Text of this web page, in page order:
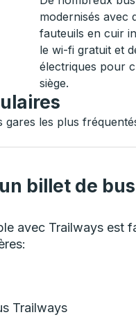
modernisés avec
fauteuils en cuir
le wi-fi gratuit et
électriques pour
siège.
gares les plus
billet de bus
avec Trailways est
:
Trailways